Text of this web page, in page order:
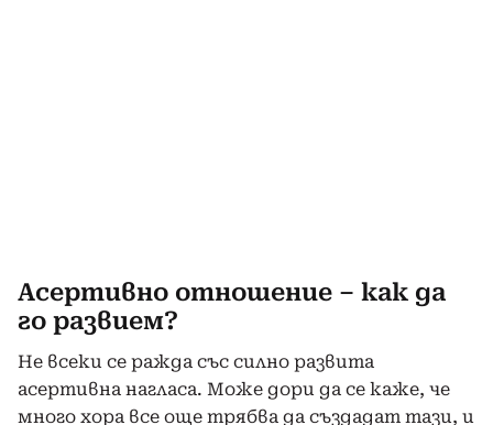
Асертивно отношение – как да
го развием?
Не всеки се ражда със силно развита
асертивна нагласа. Може дори да се каже, че
много хора все още трябва да създадат тази, и